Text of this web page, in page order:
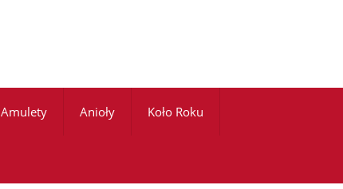
Amulety Anioły Koło Roku